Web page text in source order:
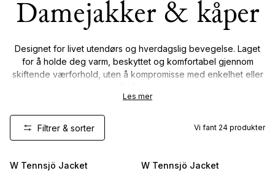
Damejakker & kåper
Designet for livet utendørs og hverdagslig bevegelse. Laget
for å holde deg varm, beskyttet og komfortabel gjennom
skiftende værforhold, uten å kompromisse med enkelhet eller
funksjon.
Fra lette lag til varme ytterplagg – hvert plagg er laget av nøye
utvalgte materialer med fokus på holdbarhet, allsidighet og
tidløst design. Laget for å brukes ofte, og vare lenge.
Les mer
Filtrer & sorter Vi fant 24 produkter
New
W Tennsjö Jacket W Tennsjö Jacket